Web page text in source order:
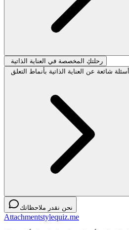
رحلتكِ المخصصة في العناية الذاتية
أسئلة شائعة عن العناية الذاتية بأنماط التعلق
نحن نقدر ملاحظاتك
Attachmentstylequiz.me